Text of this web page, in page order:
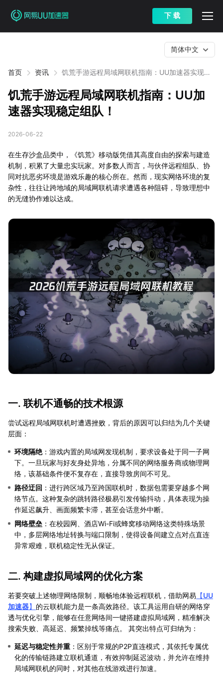
下 载
首页 资讯
饥荒手游远程局域网联机指南：UU加速器实现稳
简体中文
饥荒手游远程局域网联机指南：UU加
速器实现稳定组队！
2026-06-22
在生存沙盒品类中，《饥荒》移动版凭借其高度自由的探索与建造
机制，积累了大量忠实玩家。对多数人而言，与伙伴远程组队、协
同对抗恶劣环境是游戏乐趣的核心所在。然而，现实网络环境的复
杂性，往往让跨地域的局域网联机请求遭遇各种阻碍，导致理想中
的无缝协作难以达成。
一. 联机不通畅的技术根源
尝试远程局域网联机时遭遇挫败，背后的原因可以归结为几个关键
层面：
环境隔绝：游戏内置的局域网发现机制，要求设备处于同一子网
下。一旦玩家与好友身处异地，分属不同的网络服务商或物理网
络，该基础条件便不复存在，直接导致房间不可见。
路径迂回 ：进行跨区域乃至跨国联机时，数据包需要穿越多个网
络节点。这种复杂的跳转路径极易引发传输抖动，具体表现为操
作延迟飙升、画面频繁卡滞，甚至会话意外中断。
网络壁垒 ：在校园网、酒店Wi-Fi或蜂窝移动网络这类特殊场景
中，多层网络地址转换与端口限制，使得设备间建立点对点直连
异常艰难，联机稳定性无从保证。
二. 构建虚拟局域网的优化方案
若要突破上述物理网络限制，顺畅地体验远程联机，借助网易 【UU
加速器】 的云联机能力是一条高效路径。该工具运用自研的网络穿
透与优化引擎，能够在任意网络间一键搭建虚拟局域网，精准解决
搜索失败、高延迟、频繁掉线等痛点。 其突出特点可归纳为：
延迟与稳定性并重 ：区别于常规的P2P直连模式，其依托专属优
化的传输链路建立联机通道，有效抑制延迟波动，并允许在维持
局域网联机的同时，对其他在线游戏进行加速。